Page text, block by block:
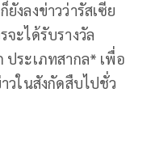
งลงข่าวว่ารัสเซีย
ะได้รับรางวัล
ประเภทสากล* เพื่อ
วในสังกัดสืบไปชั่ว